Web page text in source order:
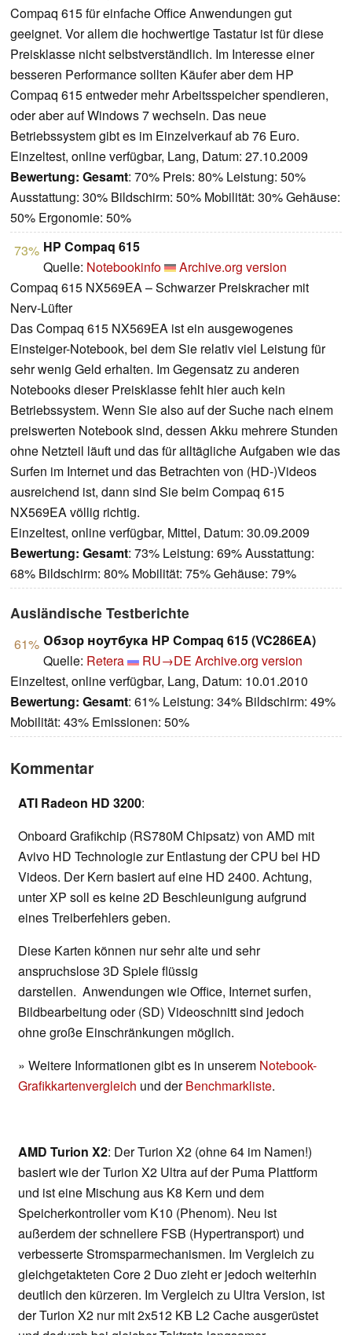
Compaq 615 für einfache Office Anwendungen gut
geeignet. Vor allem die hochwertige Tastatur ist für diese
Preisklasse nicht selbstverständlich. Im Interesse einer
besseren Performance sollten Käufer aber dem HP
Compaq 615 entweder mehr Arbeitsspeicher spendieren,
oder aber auf Windows 7 wechseln. Das neue
Betriebssystem gibt es im Einzelverkauf ab 76 Euro.
Einzeltest, online verfügbar, Lang, Datum: 27.10.2009
Bewertung: Gesamt: 70% Preis: 80% Leistung: 50%
Ausstattung: 30% Bildschirm: 50% Mobilität: 30% Gehäuse:
50% Ergonomie: 50%
73% HP Compaq 615
Quelle: Notebookinfo
Archive.org version
Compaq 615 NX569EA – Schwarzer Preiskracher mit
Nerv-Lüfter
Das Compaq 615 NX569EA ist ein ausgewogenes
Einsteiger-Notebook, bei dem Sie relativ viel Leistung für
sehr wenig Geld erhalten. Im Gegensatz zu anderen
Notebooks dieser Preisklasse fehlt hier auch kein
Betriebssystem. Wenn Sie also auf der Suche nach einem
preiswerten Notebook sind, dessen Akku mehrere Stunden
ohne Netzteil läuft und das für alltägliche Aufgaben wie das
Surfen im Internet und das Betrachten von (HD-)Videos
ausreichend ist, dann sind Sie beim Compaq 615
NX569EA völlig richtig.
Einzeltest, online verfügbar, Mittel, Datum: 30.09.2009
Bewertung: Gesamt: 73% Leistung: 69% Ausstattung:
68% Bildschirm: 80% Mobilität: 75% Gehäuse: 79%
Ausländische Testberichte
61% Обзор ноутбука HP Compaq 615 (VC286EA)
Quelle: Retera RU→DE Archive.org version
Einzeltest, online verfügbar, Lang, Datum: 10.01.2010
Bewertung: Gesamt: 61% Leistung: 34% Bildschirm: 49%
Mobilität: 43% Emissionen: 50%
Kommentar
ATI Radeon HD 3200:
Onboard Grafikchip (RS780M Chipsatz) von AMD mit
Avivo HD Technologie zur Entlastung der CPU bei HD
Videos. Der Kern basiert auf eine HD 2400. Achtung,
unter XP soll es keine 2D Beschleunigung aufgrund
eines Treiberfehlers geben.
Diese Karten können nur sehr alte und sehr
anspruchslose 3D Spiele flüssig
darstellen. Anwendungen wie Office, Internet surfen,
Bildbearbeitung oder (SD) Videoschnitt sind jedoch
ohne große Einschränkungen möglich.
» Weitere Informationen gibt es in unserem Notebook-
Grafikkartenvergleich und derBenchmarkliste.
AMD Turion X2: Der Turion X2 (ohne 64 im Namen!)
basiert wie der Turion X2 Ultra auf der Puma Plattform
und ist eine Mischung aus K8 Kern und dem
Speicherkontroller vom K10 (Phenom). Neu ist
außerdem der schnellere FSB (Hypertransport) und
verbesserte Stromsparmechanismen. Im Vergleich zu
gleichgetakteten Core 2 Duo zieht er jedoch weiterhin
deutlich den kürzeren. Im Vergleich zu Ultra Version, ist
der Turion X2 nur mit 2x512 KB L2 Cache ausgerüstet